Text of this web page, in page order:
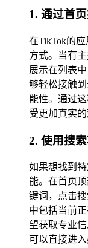
1. 通过首
在TikTok的
方式。当有
展示在列表
够轻松接触
能性。通过
受更加真实的
2. 使用搜
如果想找到
能。在首页
键词，点击
中包括当前
望获取专业
可以直接进